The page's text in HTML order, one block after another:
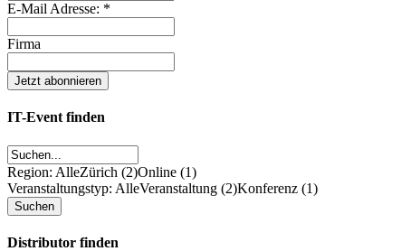
E-Mail Adresse: *
Firma
IT-Event finden
Region: AlleZürich (2)Online (1)
Veranstaltungstyp: AlleVeranstaltung (2)Konferenz (1)
Distributor finden